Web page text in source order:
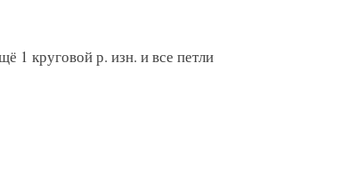
1 круговой р. изн. и все петли